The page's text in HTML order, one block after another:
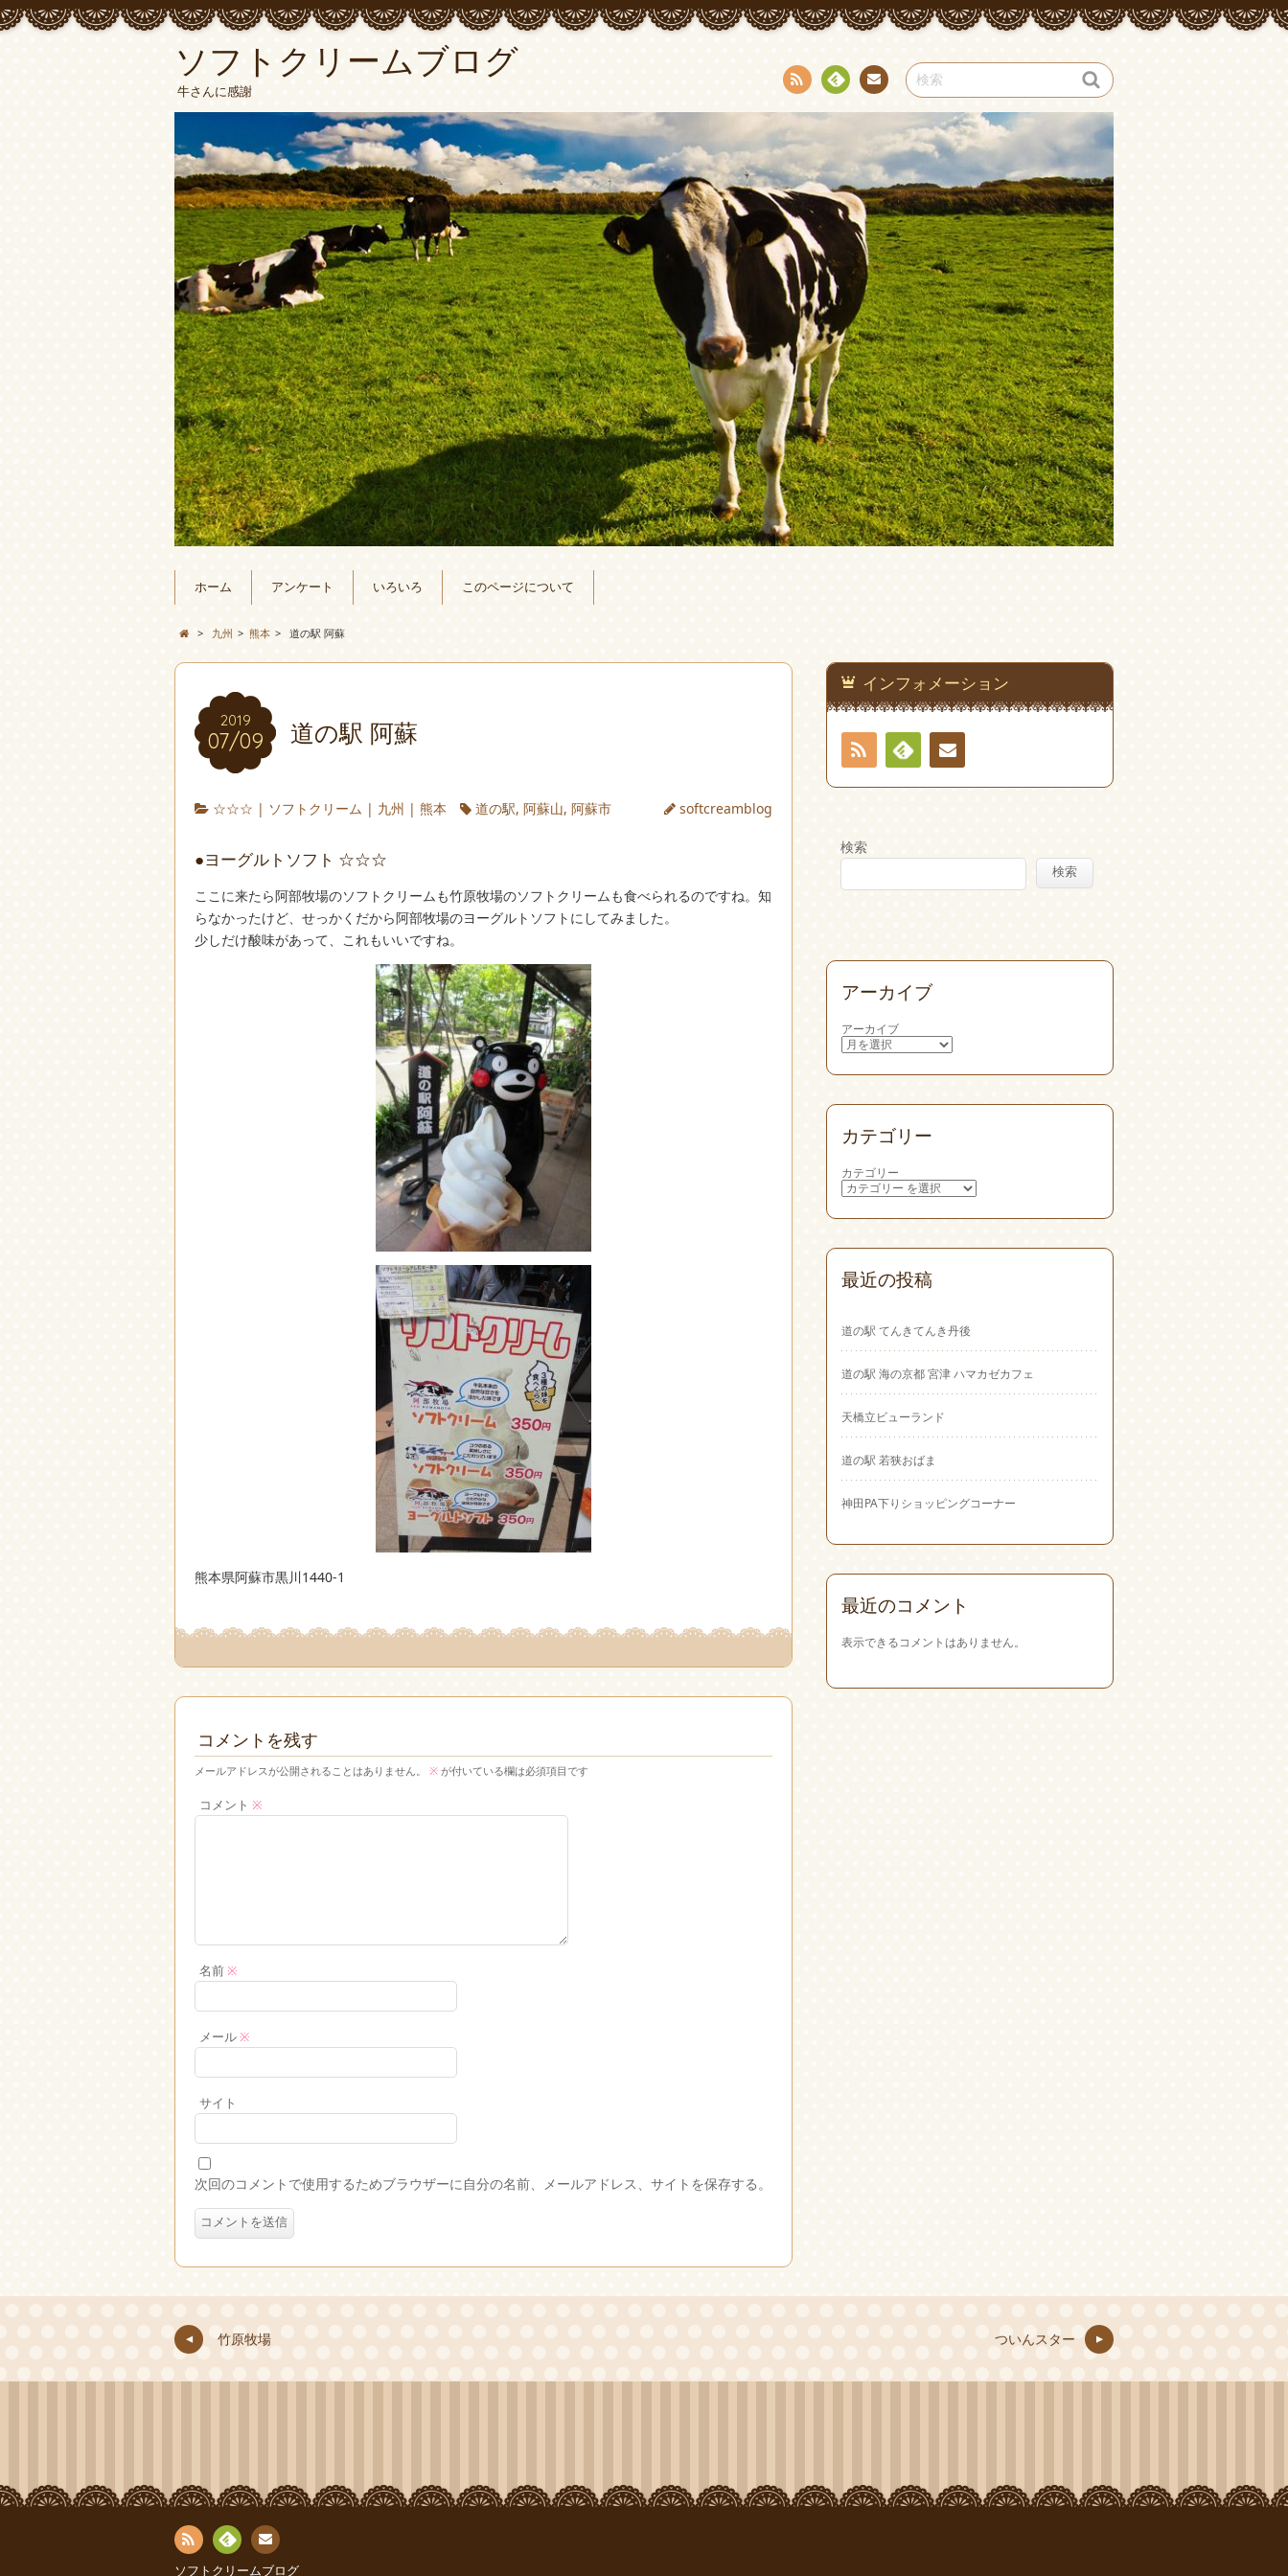
ソフトクリームブログ
牛さんに感謝
RSS Fee
わせ
ホーム アンケート いろいろ このページについて
> 九州 > 熊本 > 道の駅 阿蘇
2019
07/09 道の駅 阿蘇
☆☆☆ | ソフトクリーム | 九州 |熊本 道の駅,阿蘇山,阿蘇市 softcreamblog
●ヨーグルトソフト ☆☆☆
ここに来たら阿部牧場のソフトクリームも竹原牧場のソフトクリームも食べられるのですね。知
らなかったけど、せっかくだから阿部牧場のヨーグルトソフトにしてみました。
少しだけ酸味があって、これもいいですね。
熊本県阿蘇市黒川1440-1
コメントを残す
メールアドレスが公開されることはありません。 ※ が付いている欄は必須項目です
コメント ※
名前※
メール※
サイト
次回のコメントで使用するためブラウザーに自分の名前、メールアドレス、サイトを保存する。
インフォメーション
RSS
Feedlyお問
わせ
検索
検索
アーカイブ
アーカイブ
カテゴリー
カテゴリー
最近の投稿
道の駅 てんきてんき丹後
道の駅 海の京都 宮津 ハマカゼカフェ
天橋立ビューランド
道の駅 若狭おばま
神田PA下りショッピングコーナー
最近のコメント
表示できるコメントはありません。
竹原牧場 ついんスター
RSS Fee お問
ソフトクリームブログ